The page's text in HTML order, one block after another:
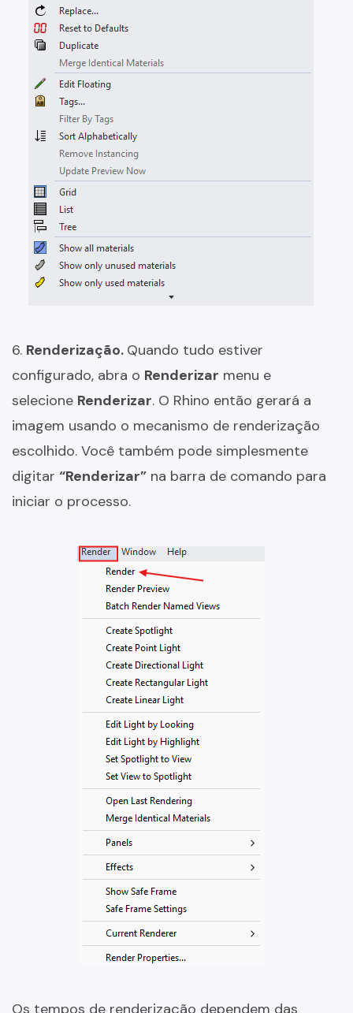
6. Renderização. Quando tudo estiver
configurado, abra o Renderizar menu e
selecione Renderizar. O Rhino então gerará a
imagem usando o mecanismo de renderização
escolhido. Você também pode simplesmente
digitar “Renderizar” na barra de comando para
iniciar o processo.